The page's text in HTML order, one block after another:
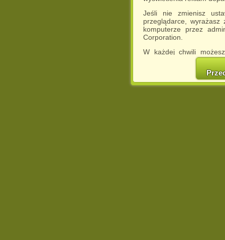
Jeśli nie zmienisz
przeglądarce,
komputerze przez
Corporation.
W każdej chwili
cookies w swojej
w naszej
http://chomikuj.pl/